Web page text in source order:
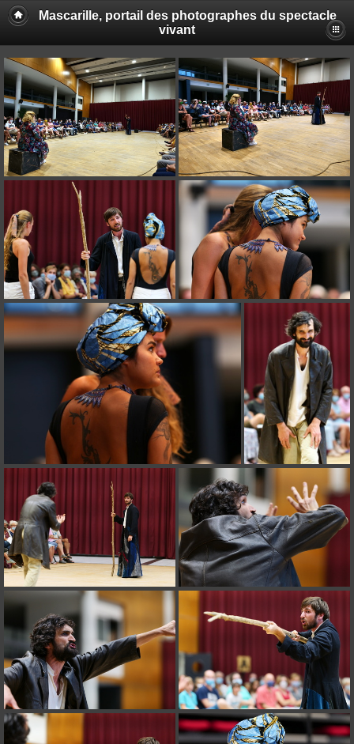
Mascarille, portail des photographes du spectacle
vivant